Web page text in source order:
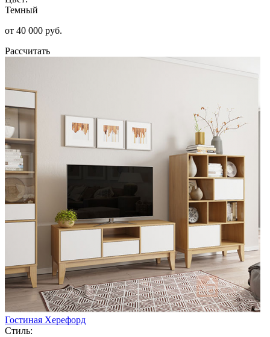
Темный
от 40 000 руб.
Рассчитать
Гостиная Херефорд
Стиль: